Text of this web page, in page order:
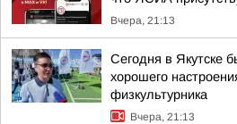
Вчера, 21:13
Сегодня в Якутске
хорошего
физкультурника
Вчера, 21:13